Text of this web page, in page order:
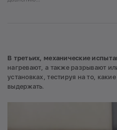
В третьих, механические
нагревают, а также разрывают
установках, тестируя на то,
выдержать.